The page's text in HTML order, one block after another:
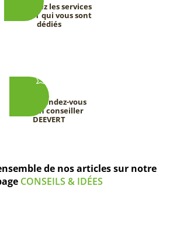
Découvrez les services
DEEVERT qui vous sont
dédiés
Prenez rendez-vous
avec un conseiller
DEEVERT
de nos articles sur notre
CONSEILS & IDÉES